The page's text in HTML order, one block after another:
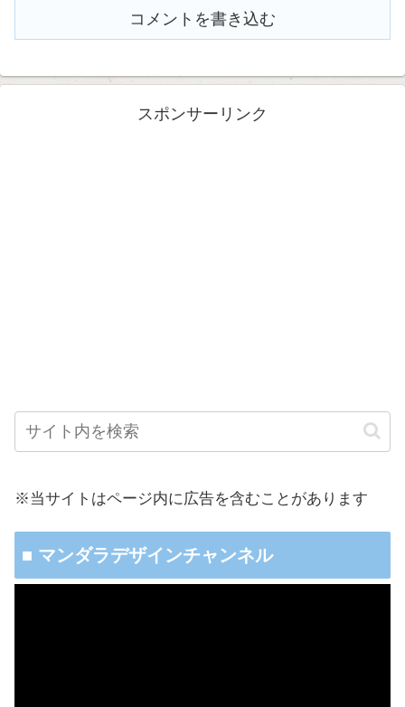
コメントを書き込む
スポンサーリンク
※当サイトはページ内に広告を含むことがあります
■ マンダラデザインチャンネル